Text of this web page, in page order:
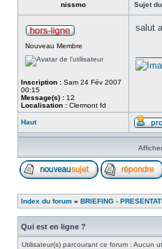
nissmo Sujet
Nouveau Membre
Inscription : Sam 24 Fév 2007
00:15
Message(s) : 12
Localisation : Clermont fd
salut
Haut
Index du forum » BRIEFING -
Qui est en ligne ?
Utilisateur(s) parcourant ce forum : Aucun